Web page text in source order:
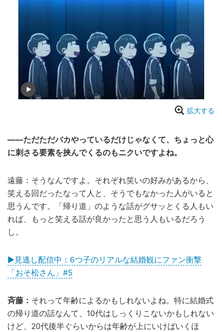
拡大する
――ただただバカやっているだけじゃなくて、ちょっと心
に刺さる要素を挟んでくるのもニクいですよね。
遠藤：そうなんですよ。それぞれ笑いの好みがあるから、
笑える回だったなって人と、そうでもなかった人がいると
思うんです。「帰り道」のような話がグサッとくる人もい
れば、もっと笑える話が良かったと思う人もいるだろう
し。
▶見逃し配信中：6つ子のリアルな結婚観にファン衝撃
「おそ松さん」#5
斉藤： それって年齢によるかもしれないよね。特に結婚式
の帰り道の話なんて、10代はしっくりこないかもしれない
けど、20代後半ぐらいからは年齢が上にいけばいくほ